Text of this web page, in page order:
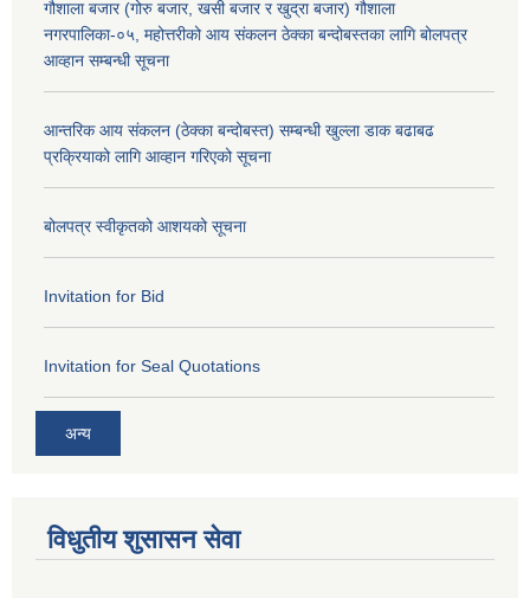
गौशाला बजार (गोरु बजार, खसी बजार र खुद्रा बजार) गौशाला
नगरपालिका-०५, महोत्तरीको आय संकलन ठेक्का बन्दोबस्तका लागि बोलपत्र
आव्हान सम्बन्धी सूचना
आन्तरिक आय संकलन (ठेक्का बन्दोबस्त) सम्बन्धी खुल्ला डाक बढाबढ
प्रक्रियाको लागि आव्हान गरिएको सूचना
बोलपत्र स्वीकृतको आशयको सूचना
Invitation for Bid
Invitation for Seal Quotations
अन्य
विधुतीय शुसासन सेवा